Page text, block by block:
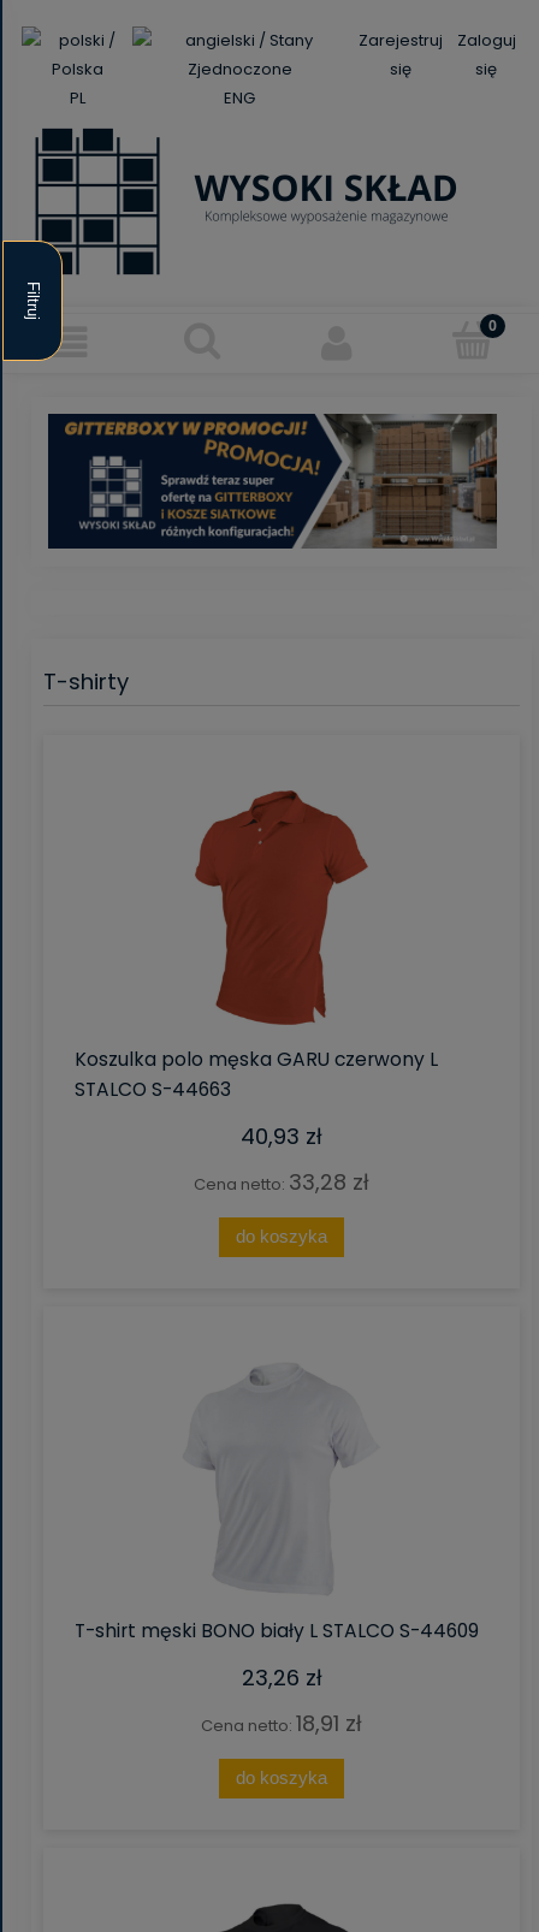
PL ENG
Zarejestruj
się
Zaloguj
się
Filtruj
T-shirty
Koszulka polo męska GARU czerwony L
STALCO S-44663
40,93 zł
Cena netto: 33,28 zł
do koszyka
T-shirt męski BONO biały L STALCO S-44609
23,26 zł
Cena netto: 18,91 zł
do koszyka